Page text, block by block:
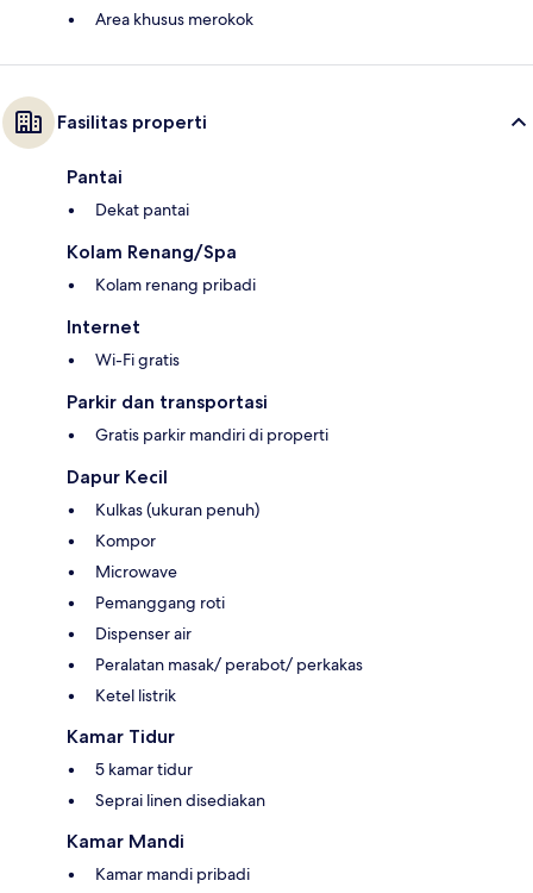
Area khusus merokok
Fasilitas properti
Pantai
Dekat pantai
Kolam Renang/Spa
Kolam renang pribadi
Internet
Wi-Fi gratis
Parkir dan transportasi
Gratis parkir mandiri di properti
Dapur Kecil
Kulkas (ukuran penuh)
Kompor
Microwave
Pemanggang roti
Dispenser air
Peralatan masak/ perabot/ perkakas
Ketel listrik
Kamar Tidur
5 kamar tidur
Seprai linen disediakan
Kamar Mandi
Kamar mandi pribadi